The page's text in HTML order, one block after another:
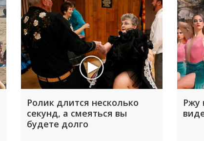
Ролик длится несколько
секунд, а смеяться вы
будете долго
Ржу